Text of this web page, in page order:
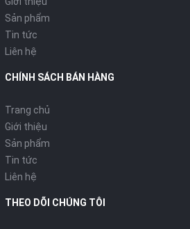
Sản phẩm
Tin tức
Liên hệ
CHÍNH SÁCH BÁN HÀNG
Trang chủ
Giới thiệu
Sản phẩm
Tin tức
Liên hệ
THEO DÕI CHÚNG TÔI